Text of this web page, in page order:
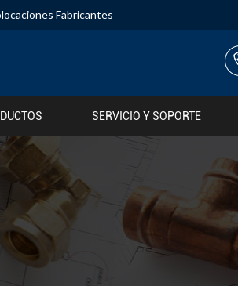
Fabricantes
SERVICIO Y SOPORTE